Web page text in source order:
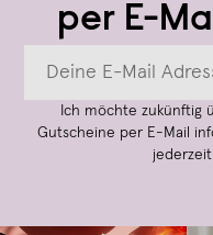
per E-
Ich möchte zukünftig
Gutscheine per E-Mail